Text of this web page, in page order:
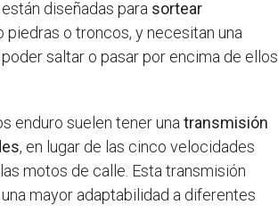
diseñadas para sortear
piedras o troncos, y necesitan una
saltar o pasar por encima de ellos
enduro suelen tener una transmisión
, en lugar de las cinco velocidades
motos de calle. Esta transmisión
mayor adaptabilidad a diferentes